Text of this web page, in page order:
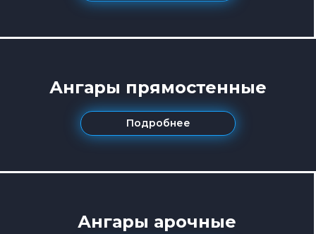
Ангары прямостенные
Подробнее
Ангары арочные